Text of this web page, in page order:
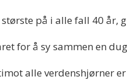
på i alle fall 40 år,
for å sy sammen en
alle verdenshjørner